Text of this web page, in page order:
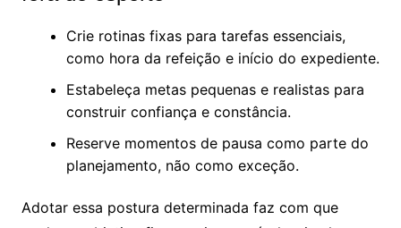
Crie rotinas fixas para tarefas essenciais,
como hora da refeição e início do expediente.
Estabeleça metas pequenas e realistas para
construir confiança e constância.
Reserve momentos de pausa como parte do
planejamento, não como exceção.
Adotar essa postura determinada faz com que